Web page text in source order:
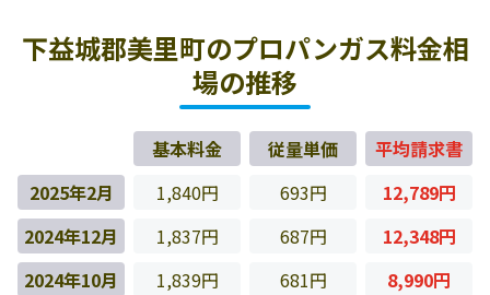
下益城郡美里町のプロパンガス料金相
場の推移
基本料金 従量単価
平均請求書
2025年2月
1,840円 693円
12,789円
2024年12月
1,837円 687円
12,348円
2024年10月
1,839円 681円
8,990円